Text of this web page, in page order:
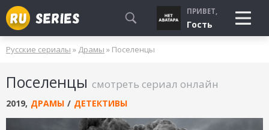
СМОТРЮ
БУДУ СМОТРЕТЬ
УЖЕ СМОТРЕЛ
ПРИВЕТ,
Гость
Русские сериалы » Драмы » Поселенцы
Поселенцы смотреть сериал онлайн
2019, ДРАМЫ / ДЕТЕКТИВЫ